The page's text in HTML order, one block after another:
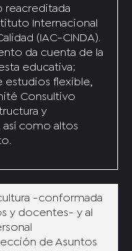
reacreditada
Internacional
(IAC-CINDA).
da cuenta de la
educativa;
estudios flexible,
Consultivo
y
como altos
-conformada
y docentes- y al
de Asuntos